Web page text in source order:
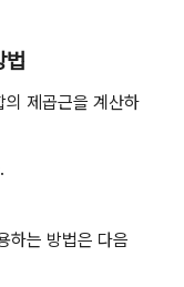
법
제곱근을 계산하
하는 방법은 다음